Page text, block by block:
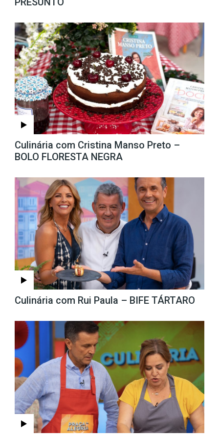
Culinária com Cristina Manso Preto –
BOLO FLORESTA NEGRA
Culinária com Rui Paula – BIFE TÁRTARO